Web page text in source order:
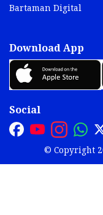
Bartaman Digital
Download App
Social
© Copyright